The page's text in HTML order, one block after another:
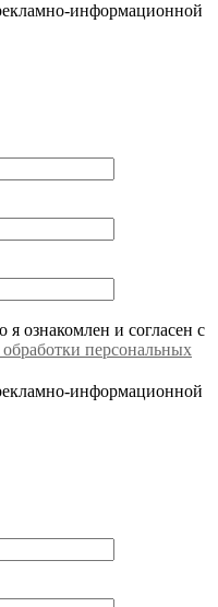
информационной
ознакомлен и согласен с
персональных
информационной